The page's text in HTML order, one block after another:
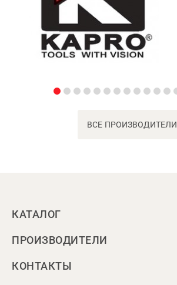
ВСЕ ПРОИЗВОДИТЕЛИ
КАТАЛОГ
ПРОИЗВОДИТЕЛИ
КОНТАКТЫ